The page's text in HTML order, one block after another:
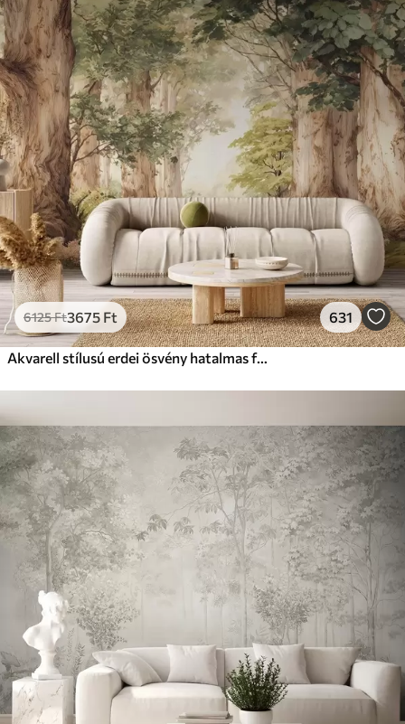
Standard
125007500Ft/m²
Prémium
158339499Ft/m²
Prémium vinil
18208 10925 Ft/m²
Peel and Stick
2266613600Ft/m²
6125Ft3675 Ft 631
Akvarell stílusú erdei ösvény hatalmas fák között